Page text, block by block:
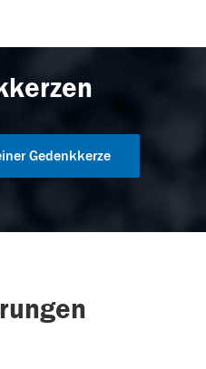
Gedenkkerze